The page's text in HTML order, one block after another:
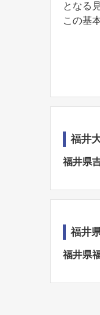
となる
この基
福井
福井県
福井
福井県